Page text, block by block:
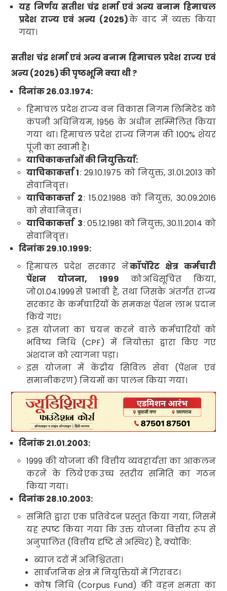
यह निर्णय सतीश चंद्र शर्मा एवं अन्य बनाम हिमाचल
प्रदेश राज्य एवं अन्य (2025)के वाद में व्यक्त किया
गया।
सतीश चंद्र शर्मा एवं अन्य बनाम हिमाचल प्रदेश राज्य एवं
अन्य (2025)की पृष्ठभूमि क्या थी?
दिनांक26.03.1974:
हिमाचल प्रदेश राज्य वन विकास निगम लिमिटेड को
कंपनी अधिनियम, 1956 के अधीन सम्मिलित किया
गया था। हिमाचल प्रदेश राज्य निगम की100% शेयर
पूंजी का स्वामी है।
याचिकाकर्त्ताओं की नियुक्तियाँ:
याचिकाकर्त्ता1: 29.10.1975 को नियुक्त, 31.01.2013 को
सेवानिवृत्त।
याचिकाकर्त्ता2: 15.02.1988 को नियुक्त, 30.09.2016
को सेवानिवृत्त।
याचिकाकर्त्ता3: 05.12.1981को नियुक्त, 30.11.2014 को
सेवानिवृत्त।
दिनांक29.10.1999:
हिमाचल प्रदेश सरकार नेकॉर्पोरेट क्षेत्र कर्मचारी
पेंशन योजना, 1999 कोअधिसूचित किया,
जो01.04.1999से प्रभावी है, तथा जिसके अंतर्गत राज्य
सरकार के कर्मचारियों के समकक्ष पेंशन लाभ प्रदान
किये गए।
इस योजना का चयन करने वाले कर्मचारियों को
भविष्य निधि (CPF)में नियोक्ता द्वारा किए गए
अंशदान को त्यागना पड़ा।
इस योजना में केंद्रीय सिविल सेवा (पेंशन एवं
समानीकरण) नियमों का पालन किया गया।
दिनांक21.01.2003:
1999 की योजना की वित्तीय व्यवहार्यता का आकलन
करने के लियेएकउच्च स्तरीय समिति का गठन
किया गया।
दिनांक28.10.2003:
समिति द्वारा एक प्रतिवेदन प्रस्तुत किया गया, जिसमें
यह स्पष्ट किया गया कि उक्त योजना वित्तीय रूप से
अनुपालित (वित्तीय दृष्टि से अस्थिर) है,क्योंकि:
ब्याज दरों में अनिश्चितता।
सार्वजनिक क्षेत्र में नियुक्तियोंमें गिरावट।
कोष निधि (Corpus Fund) की वहन क्षमता का